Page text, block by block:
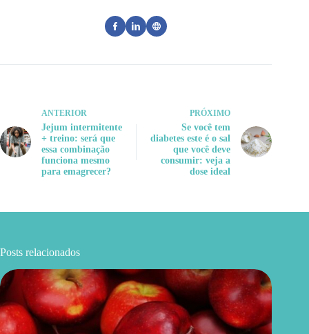
ANTERIOR
Jejum intermitente
+ treino: será que
essa combinação
funciona mesmo
para emagrecer?
PRÓXIMO
Se você tem
diabetes este é o sal
que você deve
consumir: veja a
dose ideal
Posts relacionados